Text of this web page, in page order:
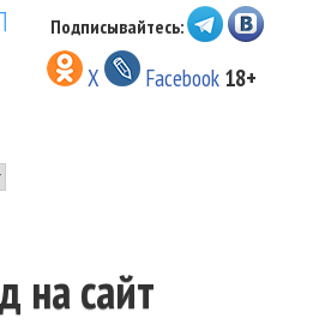
к основному
содержанию
Подписывайтесь:
X Facebook 18+
на сайт